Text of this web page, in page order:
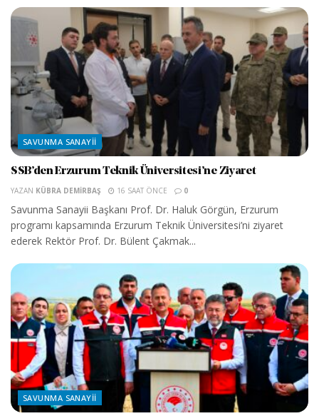
SAVUNMA SANAYII
SSB’den Erzurum Teknik Üniversitesi’ne Ziyaret
YAZAN KÜBRA DEMIRBAŞ 16 SAAT ÖNCE 0
Savunma Sanayii Başkanı Prof. Dr. Haluk Görgün, Erzurum
programı kapsamında Erzurum Teknik Üniversitesi’ni ziyaret
ederek Rektör Prof. Dr. Bülent Çakmak...
SAVUNMA SANAYII